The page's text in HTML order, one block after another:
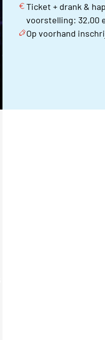
Ticket + drank &
voorstelling: 32,00
Op voorhand